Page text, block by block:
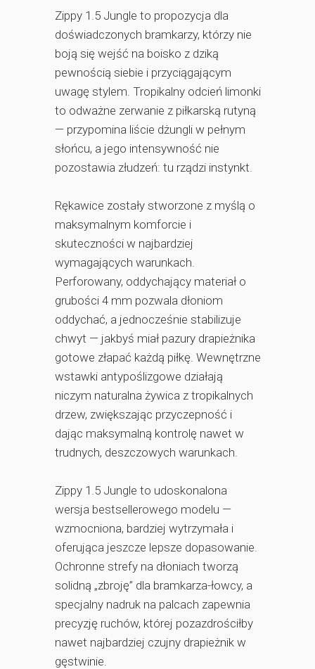
Zippy 1.5 Jungle to propozycja dla
doświadczonych bramkarzy, którzy nie
boją się wejść na boisko z dziką
pewnością siebie i przyciągającym
uwagę stylem. Tropikalny odcień limonki
to odważne zerwanie z piłkarską rutyną
— przypomina liście dżungli w pełnym
słońcu, a jego intensywność nie
pozostawia złudzeń: tu rządzi instynkt.
Rękawice zostały stworzone z myślą o
maksymalnym komforcie i
skuteczności w najbardziej
wymagających warunkach.
Perforowany, oddychający materiał o
grubości 4 mm pozwala dłoniom
oddychać, a jednocześnie stabilizuje
chwyt — jakbyś miał pazury drapieżnika
gotowe złapać każdą piłkę. Wewnętrzne
wstawki antypoślizgowe działają
niczym naturalna żywica z tropikalnych
drzew, zwiększając przyczepność i
dając maksymalną kontrolę nawet w
trudnych, deszczowych warunkach.
Zippy 1.5 Jungle to udoskonalona
wersja bestsellerowego modelu —
wzmocniona, bardziej wytrzymała i
oferująca jeszcze lepsze dopasowanie.
Ochronne strefy na dłoniach tworzą
solidną „zbroję” dla bramkarza-łowcy, a
specjalny nadruk na palcach zapewnia
precyzję ruchów, której pozazdrościłby
nawet najbardziej czujny drapieżnik w
gęstwinie.